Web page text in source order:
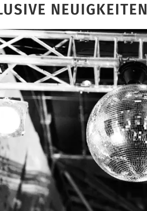
NEUIGKEITEN